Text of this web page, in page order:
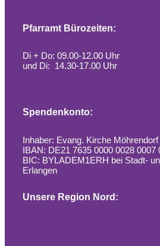
Pfarramt Bürozeiten:
Di + Do: 09.00-12.00 Uhr
und Di: 14.30-17.00 Uhr
Spendenkonto:
Inhaber: Evang. Kirche Möhrendorf
IBAN: DE21 7635 0000 0028 0007
BIC: BYLADEM1ERH bei Stadt-
Erlangen
Unsere Region Nord: